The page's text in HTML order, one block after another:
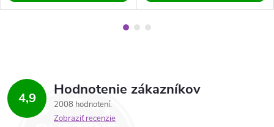
4,9 Hodnotenie zákazníkov
2008 hodnotení
Zobraziť recenzie